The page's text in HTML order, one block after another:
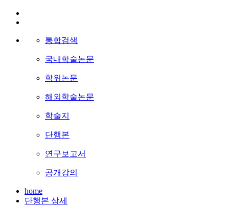
통합검색
국내학술논문
학위논문
해외학술논문
학술지
단행본
연구보고서
공개강의
home
단행본 상세